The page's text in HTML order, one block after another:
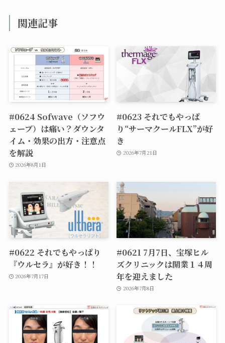
関連記事
#0624 Sofwave（ソフウ
ェーブ）は痛い？ダウンタ
イム・効果の出方・注意点
を解説
2026年8月1日
#0623 それでもやっぱ
り“サーマクールFLX”が好
き
2026年7月21日
#0622 それでもやっぱり
『ウルセラ』が好き！！
2026年7月17日
#0621 7月7日、宝塚ヒル
ズクリニックは開業１４周
年を迎えました
2026年7月8日